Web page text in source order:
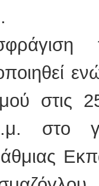
στις
στο